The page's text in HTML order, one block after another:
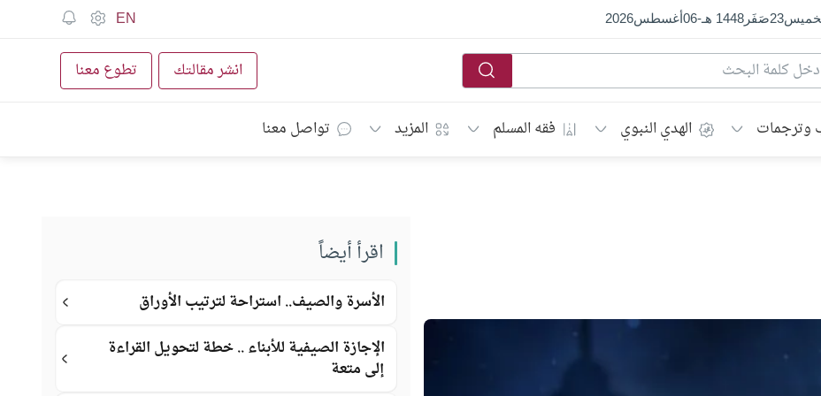
23صَفَر1448 هـ -
06أغسطس2026
EN
انشر مقالتك تطوع معنا
وترجمات الهدي النبوي فقه المسلم المزيد تواصل معنا
اقرأ أيضاً
الأسرة والصيف.. استراحة لترتيب الأوراق
الإجازة الصيفية للأبناء .. خطة لتحويل القراءة
إلى متعة